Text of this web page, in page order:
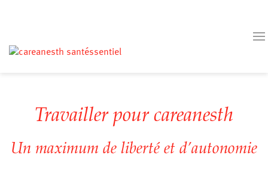
Travailler pour careanesth
Un maximum de liberté et d’autonomie